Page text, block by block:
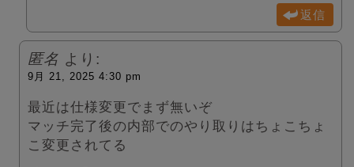
返信
匿名 より:
9月 21, 2025 4:30 pm
最近は仕様変更でまず無いぞ
マッチ完了後の内部でのやり取りはちょこちょ
こ変更されてる